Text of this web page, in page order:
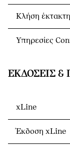
Κλήση
Υπηρεσίες
ΕΚΔΌΣΕΙΣ &
xLine
Έκδοση xLine